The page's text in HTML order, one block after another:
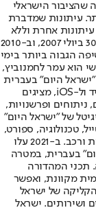
שהציבור הישראלי
עיתונות שמדברת
עיתונות אחרת וללא
תשלום. המהדורה המודפסת הראשונה פורסמה ב-30 ביולי 2007, וב-2010
הגבוה ביותר בימי
הוא עמר לחמנוביץ,
היום" בעברית
ובאנגלית, כמו כן היישומונים (אפליקציות) לאנדרואיד ול-iOS, מציגים
ניתוחים ופרשנויות,
של "ישראל היום"
טכנולוגיה, ספורט,
כלכלה וצרכנות, בריאות, חיילים, אוכל, יהדות, תיירות ורכב. ב-2021 עלו
בעברית, במטרה
תכני המהדורה
מקוונת, ואפשר
של ישראל
ושירותים. ישראל